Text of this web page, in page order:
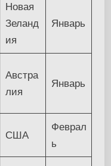
Новая
Зеланд
ия
Январь
Австра
лия
Январь
США
Феврал
ь